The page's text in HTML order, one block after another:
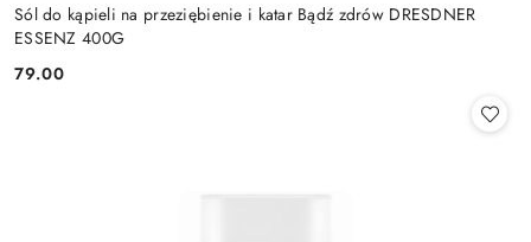
Sól do kąpieli na przeziębienie i katar Bądź zdrów DRESDNER
ESSENZ 400G
Cena:
79.00